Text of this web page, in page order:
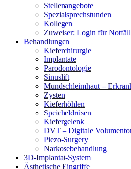
Stellenangebote
Spezialsprechstunden
Kollegen
Zuweiser: Login für
Behandlungen
Kieferchirurgie
Implantate
Parodontologie
Sinuslift
Mundschleimhaut –
Zysten
Kieferhöhlen
Speicheldrüsen
Kiefergelenk
DVT – Digitale
Piezo-Surgery
Narkosebehandlung
3D-Implantat-System
Ästhetische Eingriffe